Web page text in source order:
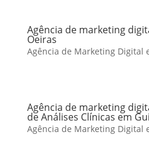
Agência de marketing
Oeiras
Agência de Marketing Digital
Agência de marketing
de Análises Clínicas em
Agência de Marketing Digital